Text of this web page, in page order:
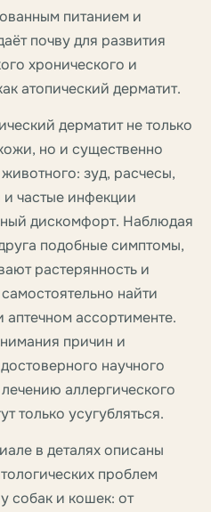
питанием и
почву для развития
хронического и
атопический дерматит.
дерматит не только
но и существенно
зуд, расчесы,
частые инфекции
дискомфорт. Наблюдая
подобные симптомы,
растерянность и
найти
ассортименте.
причин и
научного
аллергического
только усугубляться.
в деталях описаны
проблем
собак и кошек: от